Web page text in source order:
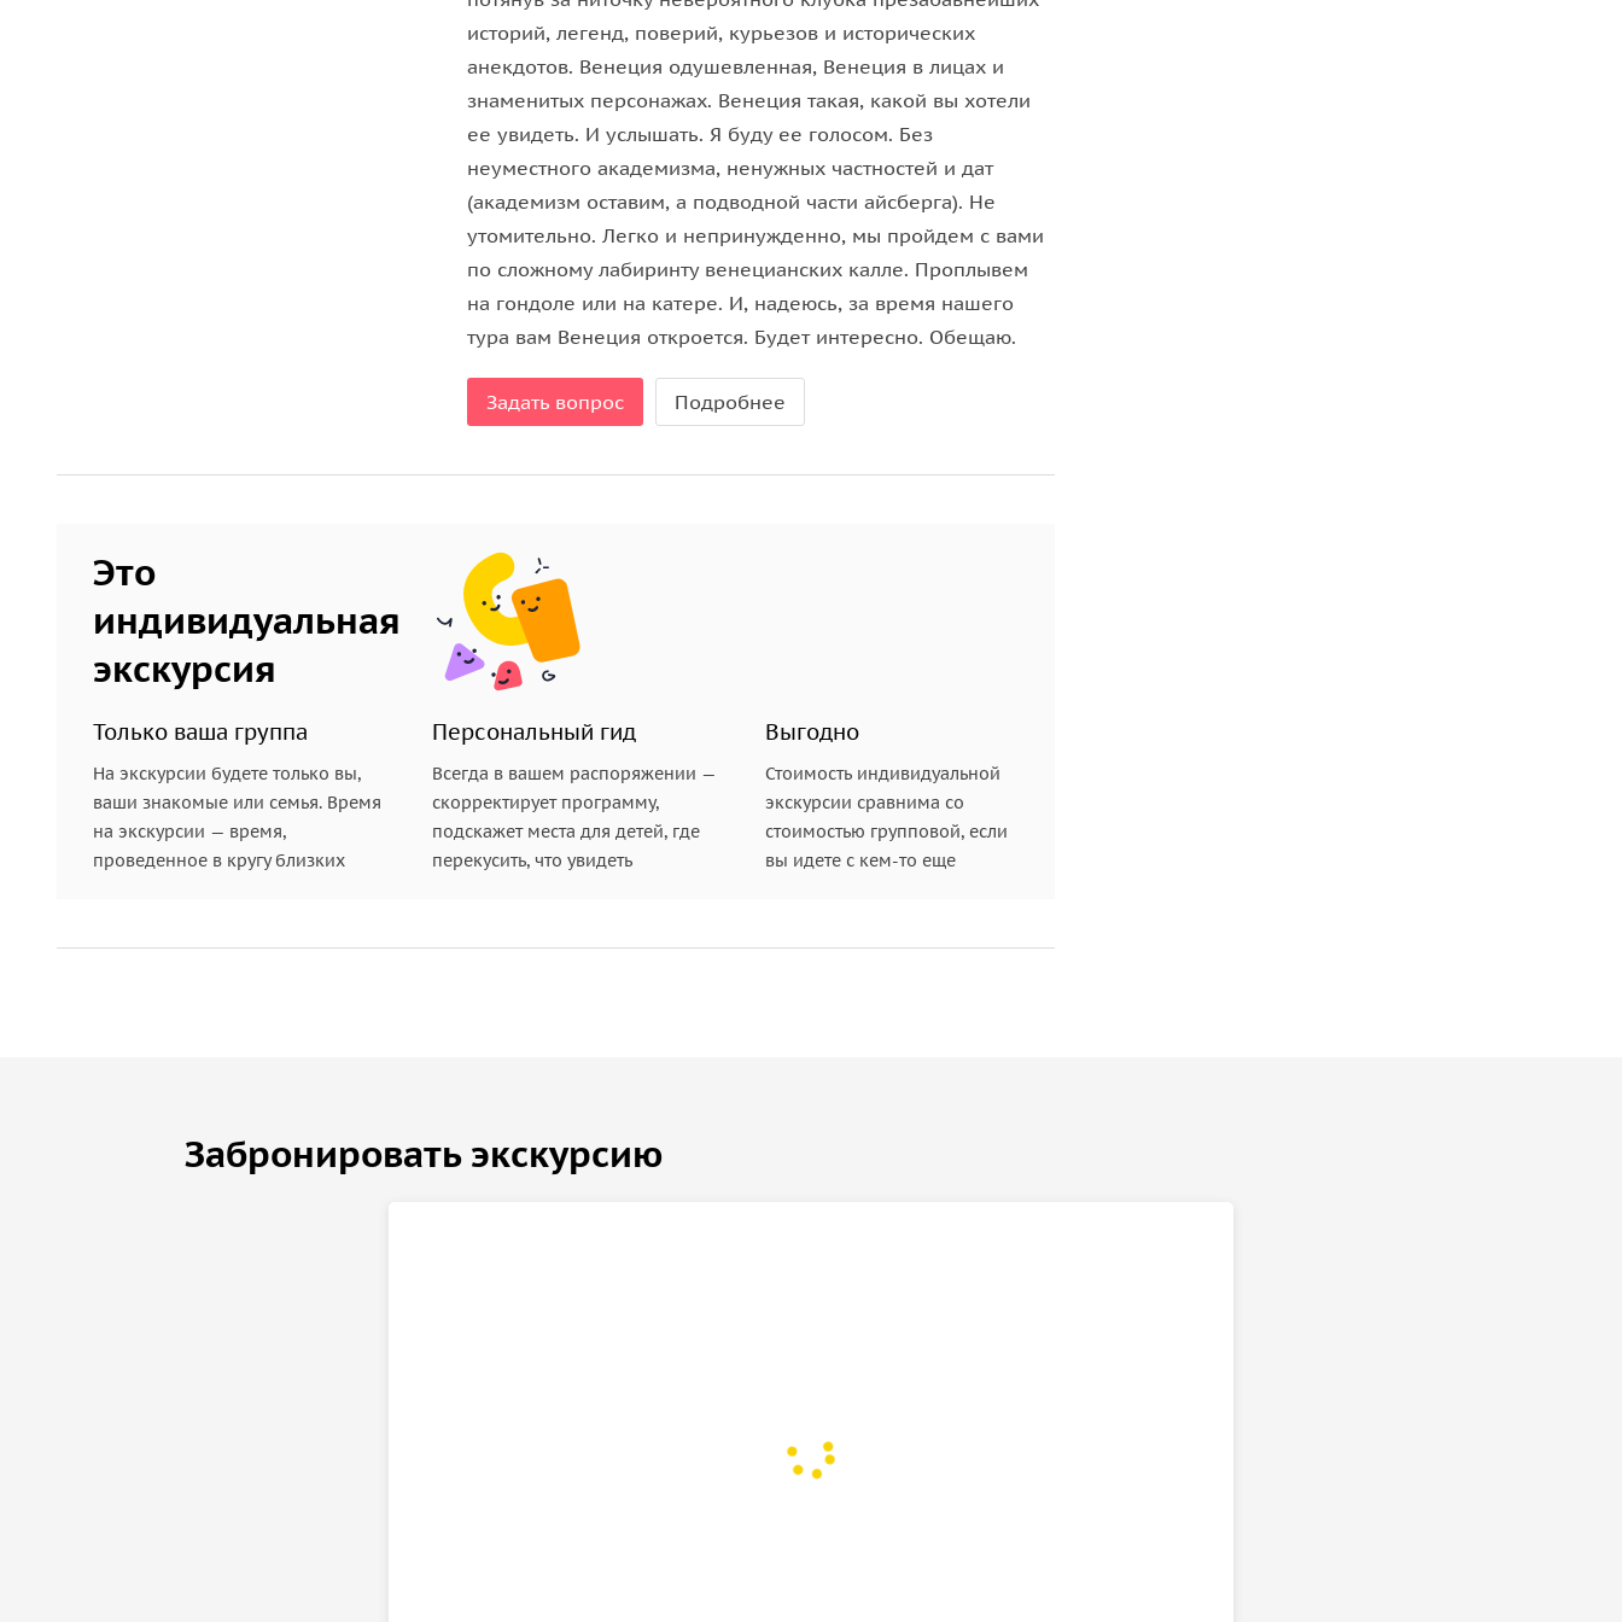
наоборот, и теперь на венецианский карнавал приезжают семейными парами, едут в общем в Тулу
со своим самоваром. И все-то приключение — это натянуть на себя костюм Незабудки, поглазеть на
народ, разряженный в фижмы и кружева, чинно выпить гоголь-моголь с обещающим названием
«Казанова» в кафе Флориан. Да, с трансгрессией уже не очень. Но все равно есть, есть чем заняться.
Например, сходить в оперу Фениче в облачении венецианского дожа или поучаствовать в
гламурных балах в интерьерах старинных дворцов.
Венецианский карнавал — ежегодный костюмированный праздник, проходящий в Венеции в
феврале. Даты проведения в 2022 г. — суббота, 12 февраля по вторник, 1 марта
историй, легенд, поверий, курьезов и исторических
анекдотов. Венеция одушевленная, Венеция в лицах и
знаменитых персонажах. Венеция такая, какой вы хотели
ее увидеть. И услышать. Я буду ее голосом. Без
неуместного академизма, ненужных частностей и дат
(академизм оставим, а подводной части айсберга). Не
утомительно. Легко и непринужденно, мы пройдем с вами
по сложному лабиринту венецианских калле. Проплывем
на гондоле или на катере. И, надеюсь, за время нашего
тура вам Венеция откроется. Будет интересно. Обещаю.
Задать вопрос Подробнее
Это
индивидуальная
экскурсия
Только ваша группа
На экскурсии будете только вы,
ваши знакомые или семья. Время
на экскурсии — время,
проведенное в кругу близких
Персональный гид
Всегда в вашем распоряжении —
скорректирует программу,
подскажет места для детей, где
перекусить, что увидеть
Выгодно
Стоимость индивидуальной
экскурсии сравнима со
стоимостью групповой, если
вы идете с кем-то еще
Забронировать экскурсию